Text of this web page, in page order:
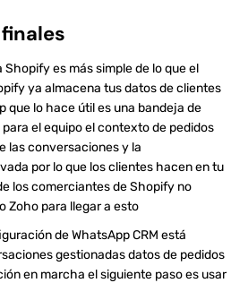
Shopify es más simple de lo que el
ya almacena tus datos de clientes
que lo hace útil es una bandeja de
el equipo el contexto de pedidos
las conversaciones y la
por lo que los clientes hacen en tu
los comerciantes de Shopify no
Zoho para llegar a esto
de WhatsApp CRM está
gestionadas datos de pedidos
en marcha el siguiente paso es usar